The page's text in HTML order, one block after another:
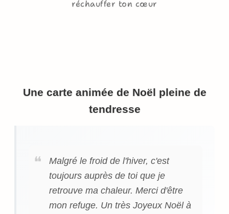
réchauffer ton cœur
Une carte animée de Noël pleine de
tendresse
Malgré le froid de l'hiver, c'est
toujours auprès de toi que je
retrouve ma chaleur. Merci d'être
mon refuge. Un très Joyeux Noël à